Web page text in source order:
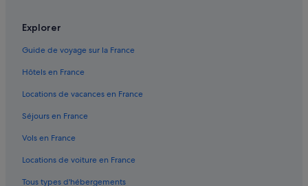
Fagnano Castello : Chambres d’hôtes
Fagnano Castello : hôtels
Fagnano Castello : Palaces
Grisolia : Complexes hôteliers
Maierà : Appart’hôtels
Maierà : Maison d’hôtes
Explorer
Guide de voyage sur la France
Hôtels en France
Locations de vacances en France
Séjours en France
Vols en France
Locations de voiture en France
Tous types d'hébergements